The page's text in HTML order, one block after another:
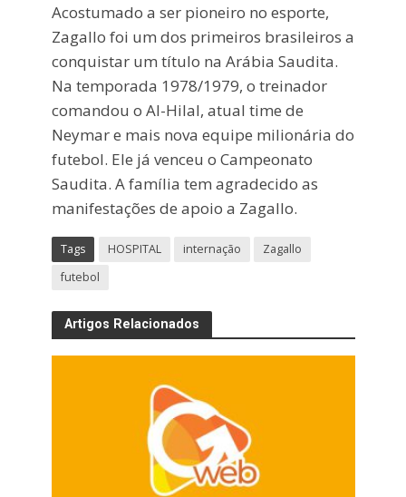
Acostumado a ser pioneiro no esporte,
Zagallo foi um dos primeiros brasileiros a
conquistar um título na Arábia Saudita.
Na temporada 1978/1979, o treinador
comandou o Al-Hilal, atual time de
Neymar e mais nova equipe milionária do
futebol. Ele já venceu o Campeonato
Saudita. A família tem agradecido as
manifestações de apoio a Zagallo.
Tags HOSPITAL internação
Zagallo
futebol
Artigos Relacionados